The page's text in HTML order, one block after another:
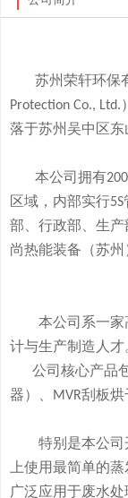
苏州荣轩环保
Protection Co., Ltd.
落于苏州吴中区东
本公司拥有
区域，内部实行5S
部、行政部、生
尚热能装备（苏
本公司系一
计与生产制造人才
公司核心产品
器）、
MVR刮板烘
特别是本公司
上使用最简单的蒸
广泛应用于废水